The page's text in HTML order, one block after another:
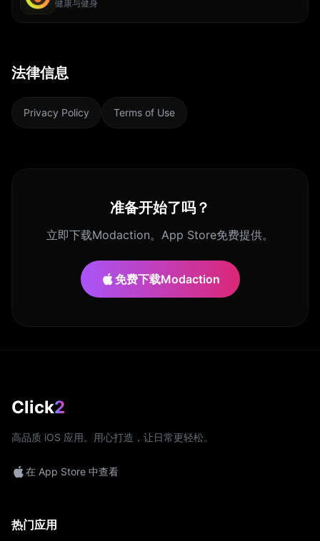
健康与健身
法律信息
Privacy Policy Terms of Use
准备开始了吗？
立即下载Modaction。App Store免费提供。
免费下载Modaction
Click2
高品质 iOS 应用。用心打造，让日常更轻松。
在 App Store 中查看
热门应用